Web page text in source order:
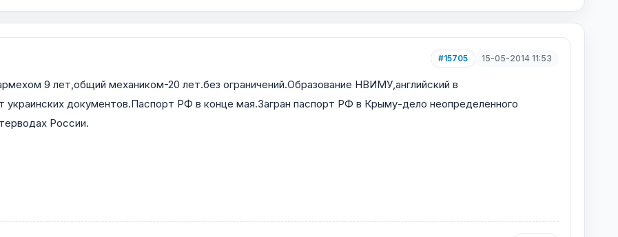
#15705 15-05-2014 11:53
9 лет,общий механиком-20 лет.без ограничений.Образование НВИМУ,английский в
документов.Паспорт РФ в конце мая.Загран паспорт РФ в Крыму-дело неопределенного
России.